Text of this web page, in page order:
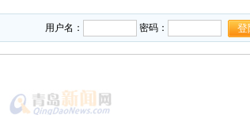
用户名： 密码：